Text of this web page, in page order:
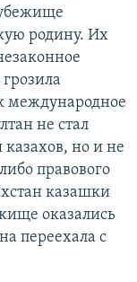
родину. Их
международное
не стал
но и не
правового
казашки
оказались
переехала с